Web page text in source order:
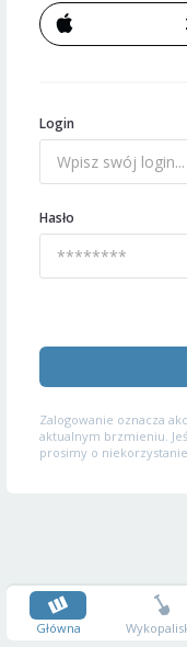
Login
Hasło
Zalogowanie oznacza
aktualnym brzmieniu.
prosimy o
Główna